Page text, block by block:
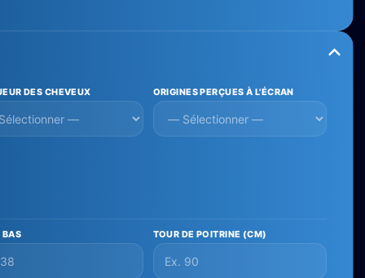
DES CHEVEUX ORIGINES PERÇUES À L'ÉCRAN
BAS TOUR DE POITRINE (CM)